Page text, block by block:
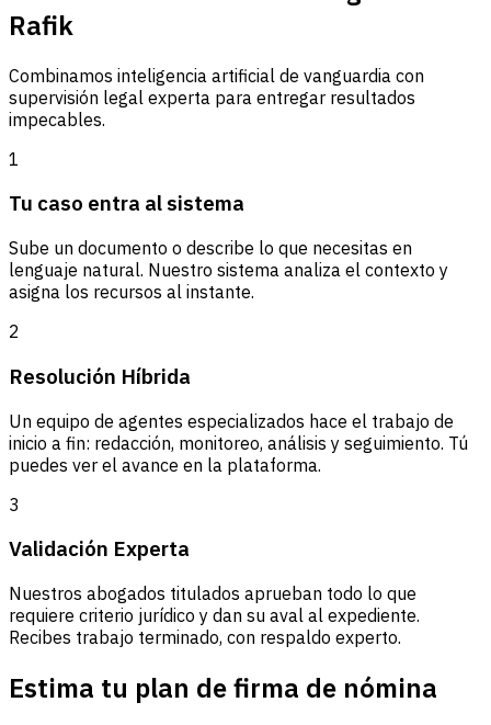
Rafik
Combinamos inteligencia artificial de vanguardia con
supervisión legal experta para entregar resultados
impecables.
1
Tu caso entra al sistema
Sube un documento o describe lo que necesitas en
lenguaje natural. Nuestro sistema analiza el contexto y
asigna los recursos al instante.
2
Resolución Híbrida
Un equipo de agentes especializados hace el trabajo de
inicio a fin: redacción, monitoreo, análisis y seguimiento. Tú
puedes ver el avance en la plataforma.
3
Validación Experta
Nuestros abogados titulados aprueban todo lo que
requiere criterio jurídico y dan su aval al expediente.
Recibes trabajo terminado, con respaldo experto.
Estima tu plan de firma de nómina